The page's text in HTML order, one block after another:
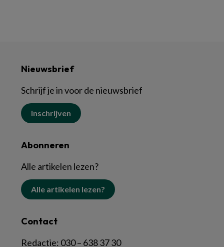
Nieuwsbrief
Schrijf je in voor de nieuwsbrief
Inschrijven
Abonneren
Alle artikelen lezen?
Alle artikelen lezen?
Contact
Redactie: 030 – 638 37 30